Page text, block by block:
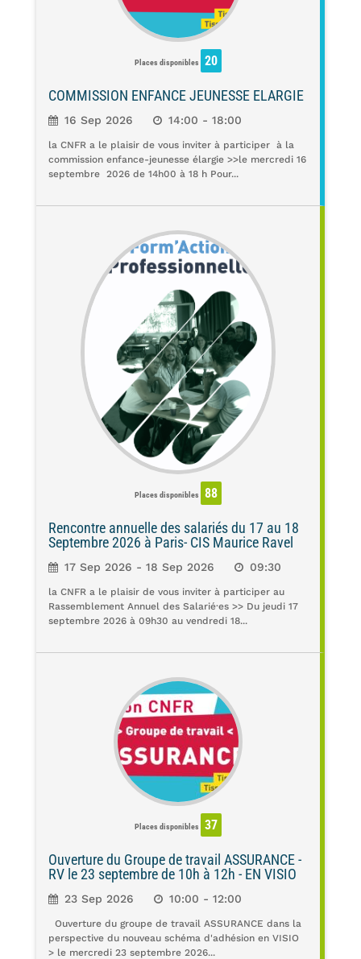
Places disponibles 20
COMMISSION ENFANCE JEUNESSE ELARGIE
16 Sep 2026 14:00 - 18:00
la CNFR a le plaisir de vous inviter à participer à la
commission enfance-jeunesse élargie >>le mercredi 16
septembre 2026 de 14h00 à 18 h Pour...
Places disponibles 88
Rencontre annuelle des salariés du 17 au 18
Septembre 2026 à Paris- CIS Maurice Ravel
17 Sep 2026 - 18 Sep 2026 09:30
la CNFR a le plaisir de vous inviter à participer au
Rassemblement Annuel des Salarié·es >> Du jeudi 17
septembre 2026 à 09h30 au vendredi 18...
Places disponibles 37
Ouverture du Groupe de travail ASSURANCE -
RV le 23 septembre de 10h à 12h - EN VISIO
23 Sep 2026 10:00 - 12:00
Ouverture du groupe de travail ASSURANCE dans la
perspective du nouveau schéma d'adhésion en VISIO
> le mercredi 23 septembre 2026...